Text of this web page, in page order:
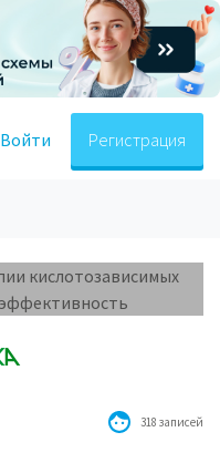
Войти Регистрация
318 записей